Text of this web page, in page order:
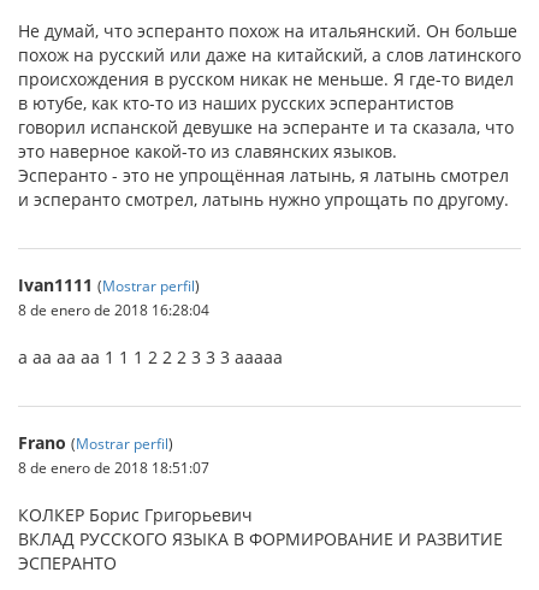
Не думай, что эсперанто похож на итальянский. Он больше
похож на русский или даже на китайский, а слов латинского
происхождения в русском никак не меньше. Я где-то видел
в ютубе, как кто-то из наших русских эсперантистов
говорил испанской девушке на эсперанте и та сказала, что
это наверное какой-то из славянских языков.
Эсперанто - это не упрощённая латынь, я латынь смотрел
и эсперанто смотрел, латынь нужно упрощать по другому.
Ivan1111 (Mostrar perfil)
8 de enero de 2018 16:28:04
a aa aa aa 1 1 1 2 2 2 3 3 3 aaaaa
Frano (Mostrar perfil)
8 de enero de 2018 18:51:07
КОЛКЕР Борис Григорьевич
ВКЛАД РУССКОГО ЯЗЫКА В ФОРМИРОВАНИЕ И РАЗВИТИЕ
ЭСПЕРАНТО